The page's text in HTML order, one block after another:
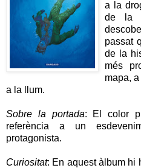
a la
de la
passat
de la
més
mapa,
a la llum.
Sobre la portada: El color
referència a un
protagonista.
Curiositat: En aquest àlbum hi